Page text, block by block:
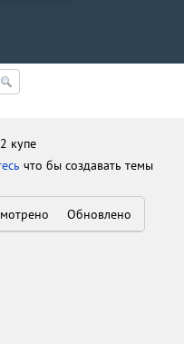
купе
что бы создавать темы
Обновлено